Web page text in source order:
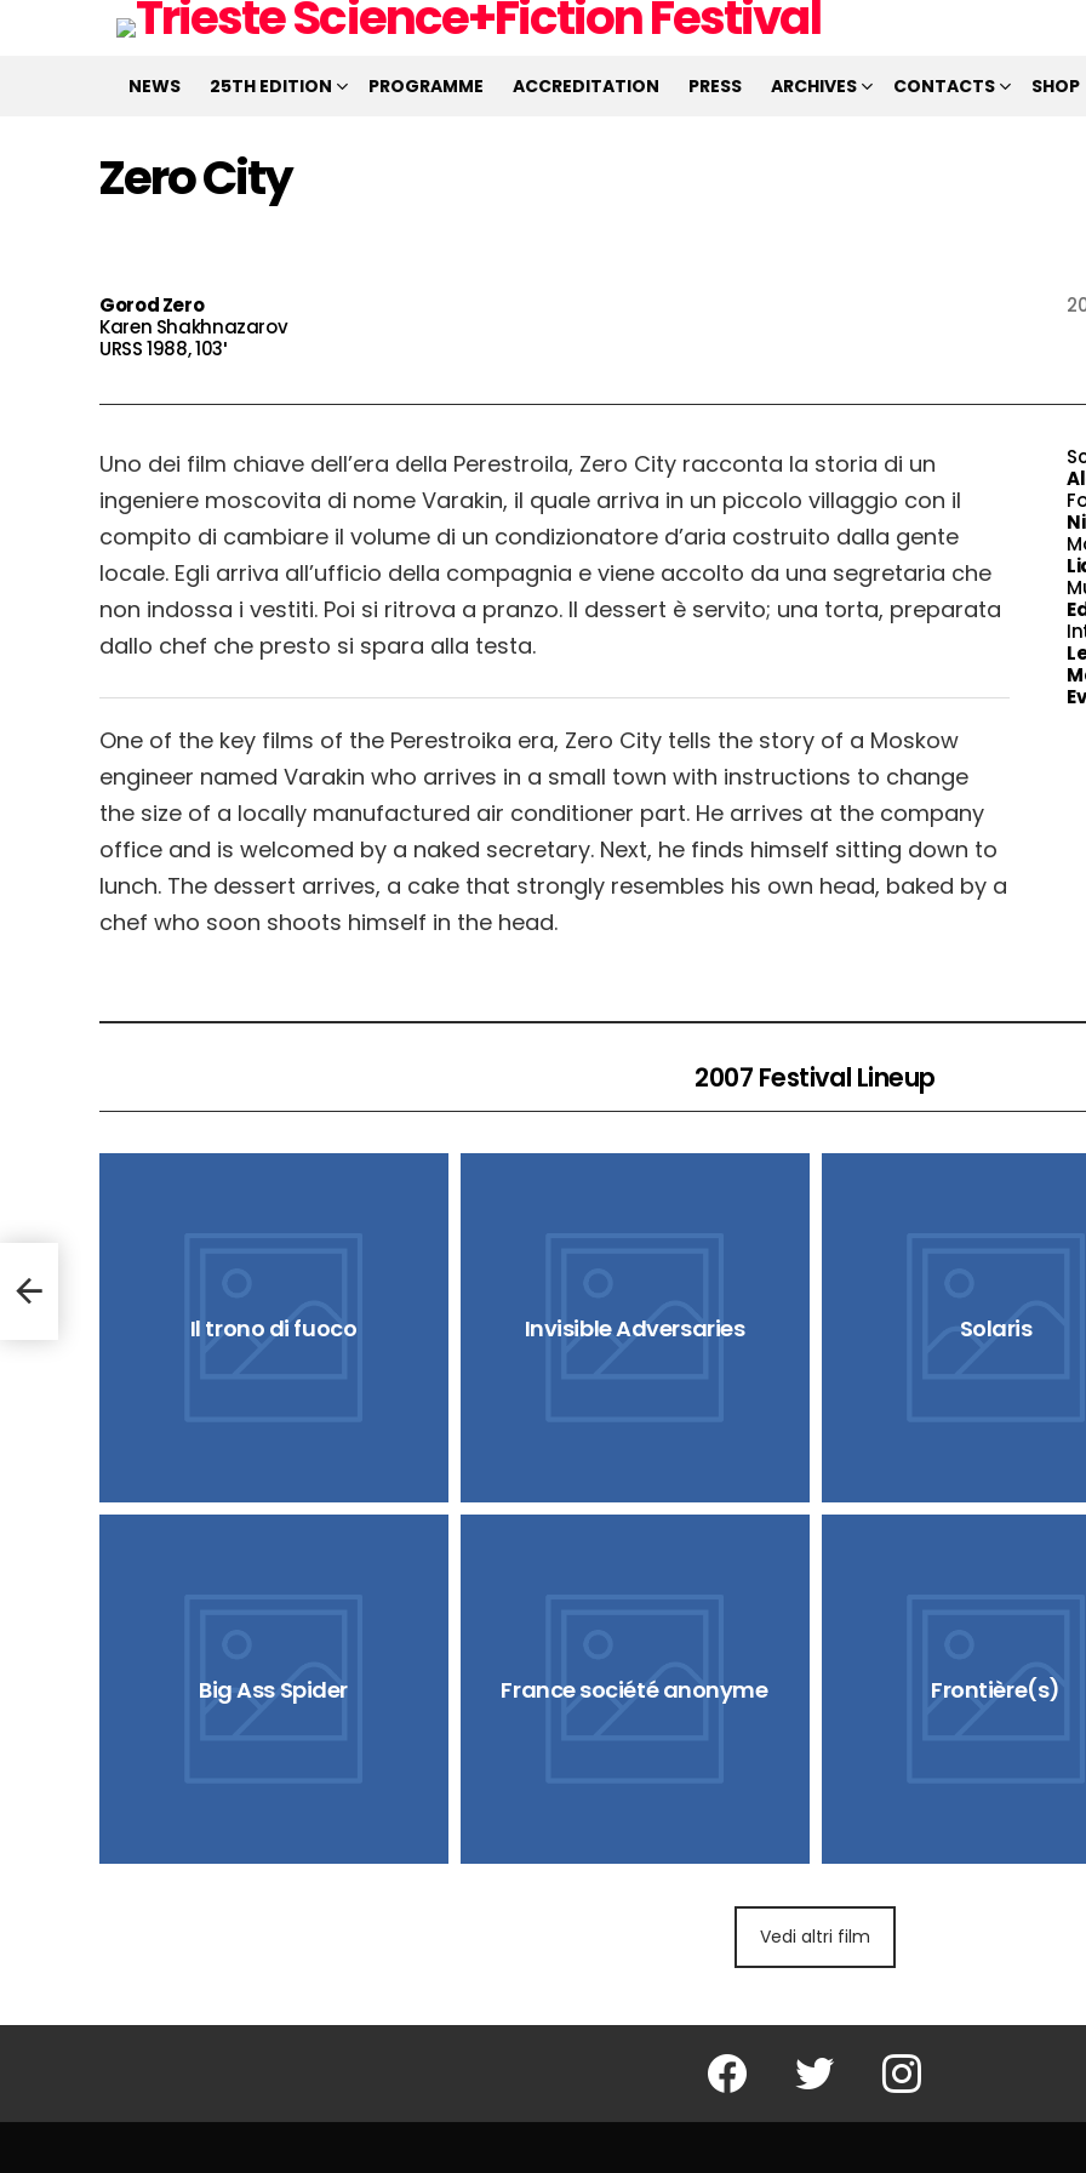
NEWS 25TH EDITION PROGRAMME ACCREDITATION PRESS ARCHIVES CONTACTS SHOP
Zero City
Gorod Zero
Karen Shakhnazarov
URSS 1988, 103′
Uno dei film chiave dell’era della Perestroila, Zero City racconta la storia di un
ingeniere moscovita di nome Varakin, il quale arriva in un piccolo villaggio con il
compito di cambiare il volume di un condizionatore d’aria costruito dalla gente
locale. Egli arriva all’ufficio della compagnia e viene accolto da una segretaria che
non indossa i vestiti. Poi si ritrova a pranzo. Il dessert è servito; una torta, preparata
dallo chef che presto si spara alla testa.
One of the key films of the Perestroika era, Zero City tells the story of a Moskow
engineer named Varakin who arrives in a small town with instructions to change
the size of a locally manufactured air conditioner part. He arrives at the company
office and is welcomed by a naked secretary. Next, he finds himself sitting down to
lunch. The dessert arrives, a cake that strongly resembles his own head, baked by a
chef who soon shoots himself in the head.
2007 Festival Lineup
Il trono di fuoco Invisible Adversaries Solaris
Big Ass Spider France société anonyme Frontière(s)
Vedi altri film
Facebook Twitter Instagram